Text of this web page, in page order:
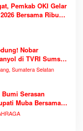
Pemkab OKI Gelar
Bersama Ribuan
Nobar
di TVRI Sumsel
Sumatera Selatan
Serasan
Muba Bersama
Bersejarah Piala